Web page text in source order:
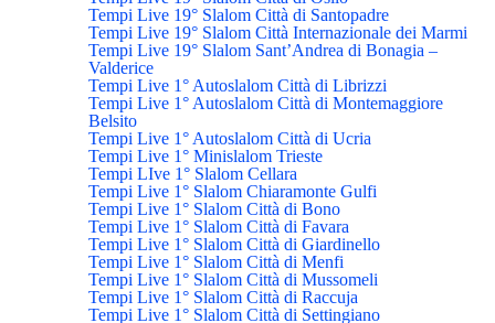
Tempi Live 19° Slalom Città di Santopadre
Tempi Live 19° Slalom Città Internazionale dei Marmi
Tempi Live 19° Slalom Sant’Andrea di Bonagia –
Valderice
Tempi Live 1° Autoslalom Città di Librizzi
Tempi Live 1° Autoslalom Città di Montemaggiore
Belsito
Tempi Live 1° Autoslalom Città di Ucria
Tempi Live 1° Minislalom Trieste
Tempi LIve 1° Slalom Cellara
Tempi Live 1° Slalom Chiaramonte Gulfi
Tempi Live 1° Slalom Città di Bono
Tempi Live 1° Slalom Città di Favara
Tempi Live 1° Slalom Città di Giardinello
Tempi Live 1° Slalom Città di Menfi
Tempi Live 1° Slalom Città di Mussomeli
Tempi Live 1° Slalom Città di Raccuja
Tempi Live 1° Slalom Città di Settingiano